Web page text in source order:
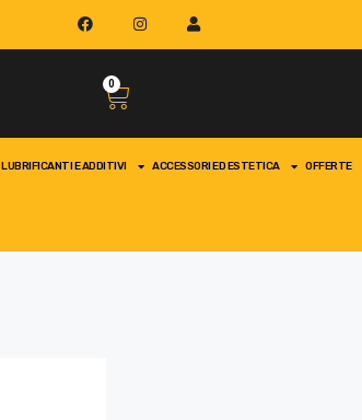
0
LUBRIFICANTI E ADDITIVI ACCESSORI ED ESTETICA OFFERTE